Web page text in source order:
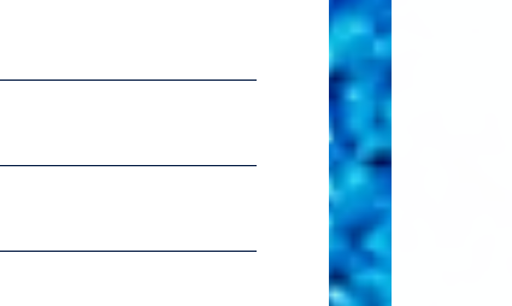
2026.07.06
2026.07.06
2026.06.18
2026.06.18